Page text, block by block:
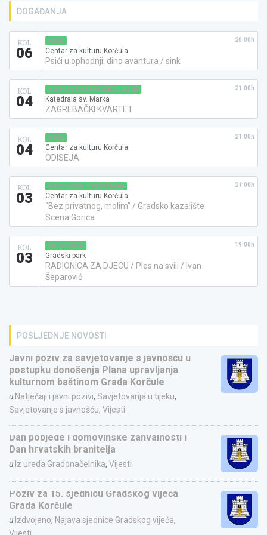
DOGAĐANJA
KOL
06
KINO
Centar za kulturu Korčula
Psići u ophodnji: dino avantura / sink
20:00h
KOL
04
KONCERT KLASIČNE GLAZBE
Katedrala sv. Marka
ZAGREBAČKI KVARTET
21:00h
KOL
04
KINO
Centar za kulturu Korčula
ODISEJA
21:00h
KOL
03
KAZALIŠNA PREDSTAVA
Centar za kulturu Korčula
“Bez privatnog, molim” / Gradsko kazalište
Scena Gorica
21:00h
KOL
03
RADIONICA
Gradski park
RADIONICA ZA DJECU / Ples na svili / Ivan
Šeparović
19:00h
POSLJEDNJE NOVOSTI
Javni poziv za savjetovanje s javnošću u
postupku donošenja Plana upravljanja
kulturnom baštinom Grada Korčule
u Natječaji i javni pozivi, Savjetovanja u tijeku,
Savjetovanje s javnošću, Vijesti
Dan pobjede i domovinske zahvalnosti i
Dan hrvatskih branitelja
u Iz ureda Gradonačelnika, Vijesti
Poziv za 15. sjednicu Gradskog vijeća
Grada Korčule
u Izdvojeno, Najava sjednice Gradskog vijeća,